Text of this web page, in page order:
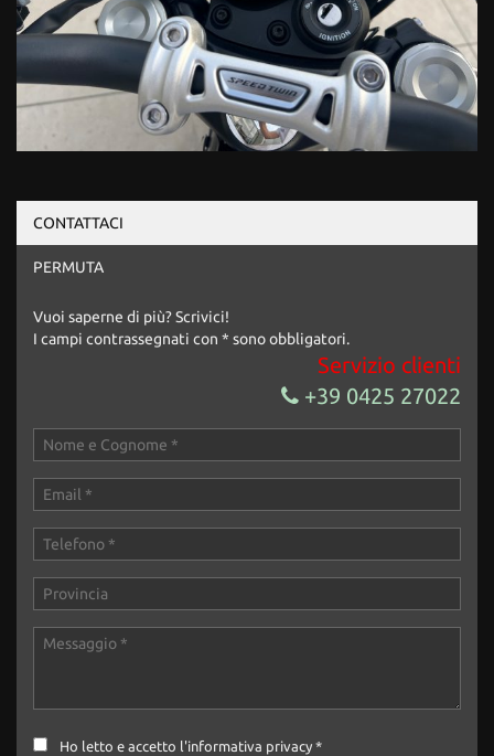
CONTATTACI
PERMUTA
Vuoi saperne di più? Scrivici!
I campi contrassegnati con * sono obbligatori.
Servizio clienti
+39 0425 27022
Ho letto e accetto l'informativa privacy *